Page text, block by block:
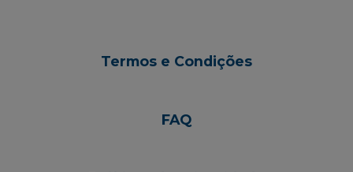
Termos e Condições
FAQ